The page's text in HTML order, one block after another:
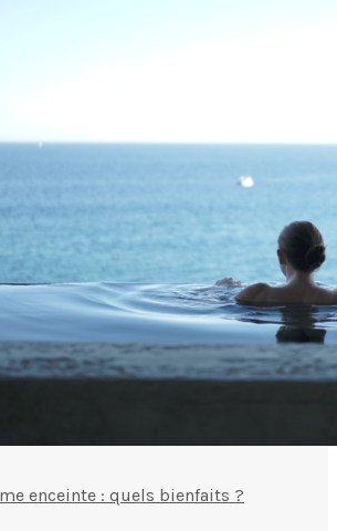
enceinte : quels bienfaits ?